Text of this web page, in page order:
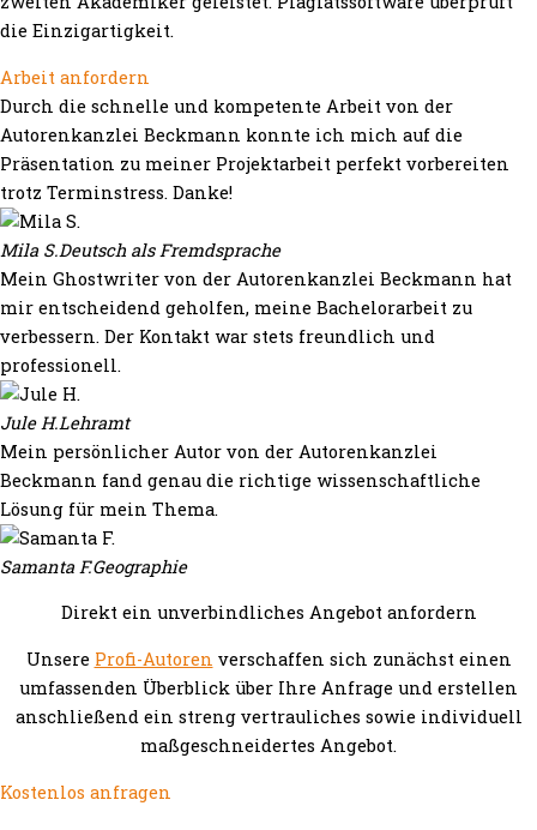
die Einzigartigkeit.
Arbeit anfordern
Durch die schnelle und kompetente Arbeit von der
Autorenkanzlei Beckmann konnte ich mich auf die
Präsentation zu meiner Projektarbeit perfekt vorbereiten
trotz Terminstress. Danke!
Mila S.Deutsch als Fremdsprache
Mein Ghostwriter von der Autorenkanzlei Beckmann hat
mir entscheidend geholfen, meine Bachelorarbeit zu
verbessern. Der Kontakt war stets freundlich und
professionell.
Jule H.Lehramt
Mein persönlicher Autor von der Autorenkanzlei
Beckmann fand genau die richtige wissenschaftliche
Lösung für mein Thema.
Samanta F.Geographie
Direkt ein unverbindliches Angebot anfordern
Unsere Profi-Autoren verschaffen sich zunächst einen
umfassenden Überblick über Ihre Anfrage und erstellen
anschließend ein streng vertrauliches sowie individuell
maßgeschneidertes Angebot.
Kostenlos anfragen